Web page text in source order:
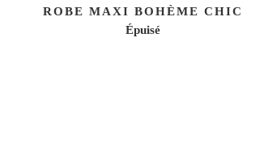
ROBE MAXI BOHÈME CHIC
Épuisé